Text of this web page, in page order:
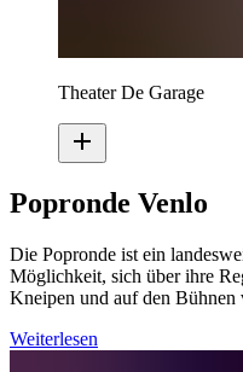
Theater De Garage
Popronde Venlo
Die Popronde ist ein
Möglichkeit, sich über ihre
Kneipen und auf den
Weiterlesen